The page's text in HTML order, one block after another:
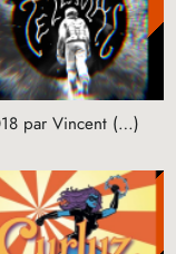
par Vincent (…)